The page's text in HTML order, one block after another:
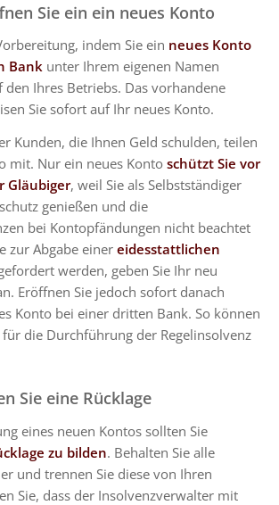
Sie ein ein neues Konto
indem Sie ein neues Konto
Bank unter Ihrem eigenen Namen
Ihres Betriebs. Das vorhandene
Sie sofort auf Ihr neues Konto.
Kunden, die Ihnen Geld schulden, teilen
mit. Nur ein neues Kontoschützt Sie vor
Gläubiger, weil Sie als Selbstständiger
genießen und die
bei Kontopfändungen nicht beachtet
zur Abgabe einereidesstattlichen
werden, geben Sie Ihr neu
Eröffnen Sie jedoch sofort danach
Konto bei einer dritten Bank. So können
für die Durchführung der Regelinsolvenz
Sie eine Rücklage
eines neuen Kontos sollten Sie
zu bilden. Behalten Sie alle
und trennen Sie diese von Ihren
Sie, dass der Insolvenzverwalter mit